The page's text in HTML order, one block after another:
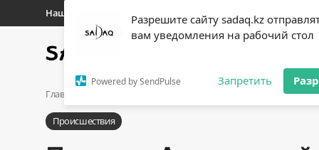
Разрешите сайту sadaq.kz
вам уведомления на рабочий стол
Powered by SendPulse Запретить
Наши контакты
Авторизоваться
Регистр
Главная Пожар в Атырауской области:
Происшествия